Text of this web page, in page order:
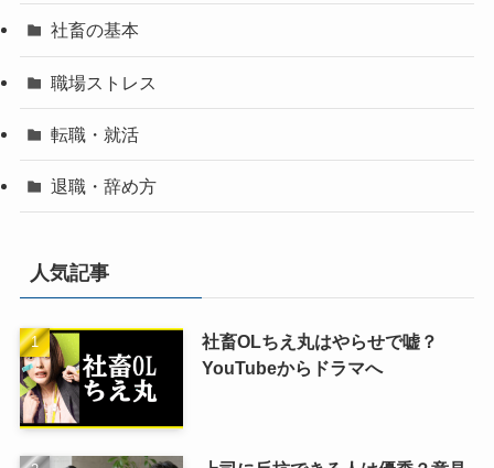
社畜の基本
職場ストレス
転職・就活
退職・辞め方
人気記事
社畜OLちえ丸はやらせで嘘？
YouTubeからドラマへ